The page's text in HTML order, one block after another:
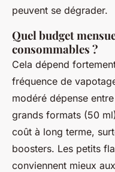
peuvent se dégrader.
Quel budget
consommables ?
Cela dépend
fréquence de
modéré dépense entre
grands formats (50
coût à long terme,
boosters. Les petits
conviennent mieux